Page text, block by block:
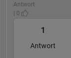
Antwort
| 0
1
Antwort